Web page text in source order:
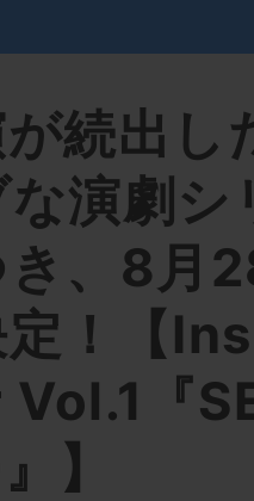
続出し
演劇シ
き、8月
定！【
『
】